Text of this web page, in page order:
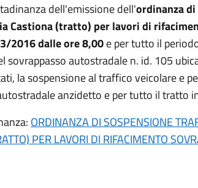
dell'emissione dell'ordinanza
Castiona (tratto) per lavori di
2016 dalle ore 8,00e per tutto il
sovrappasso autostradale n. id. 105
la sospensione al traffico veicolare e
anzidetto e per tutto il tratto
ORDINANZA DI SOSPENSIONE
PER LAVORI DI RIFACIMENTO